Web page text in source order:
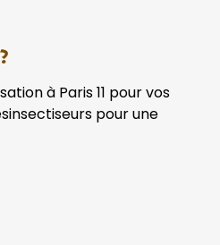
à Paris 11 pour vos
pour une